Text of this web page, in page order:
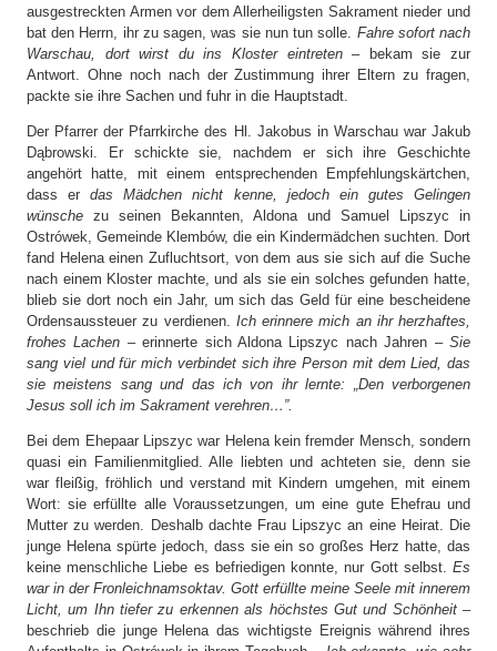
ausgestreckten Armen vor dem Allerheiligsten Sakrament nieder und
bat den Herrn, ihr zu sagen, was sie nun tun solle. Fahre sofort nach
Warschau, dort wirst du ins Kloster eintreten– bekam sie zur
Antwort. Ohne noch nach der Zustimmung ihrer Eltern zu fragen,
packte sie ihre Sachen und fuhr in die Hauptstadt.
Der Pfarrer der Pfarrkirche des Hl. Jakobus in Warschau war Jakub
Dąbrowski. Er schickte sie, nachdem er sich ihre Geschichte
angehört hatte, mit einem entsprechenden Empfehlungskärtchen,
dass erdas Mädchen nicht kenne, jedoch ein gutes Gelingen
wünsche zu seinen Bekannten, Aldona und Samuel Lipszyc in
Ostrówek, Gemeinde Klembów, die ein Kindermädchen suchten. Dort
fand Helena einen Zufluchtsort, von dem aus sie sich auf die Suche
nach einem Kloster machte, und als sie ein solches gefunden hatte,
blieb sie dort noch ein Jahr, um sich das Geld für eine bescheidene
Ordensaussteuer zu verdienen. Ich erinnere mich an ihr herzhaftes,
frohes Lachen – erinnerte sich Aldona Lipszyc nach Jahren –Sie
sang viel und für mich verbindet sich ihre Person mit dem Lied, das
sie meistens sang und das ich von ihr lernte: „Den verborgenen
Jesus soll ich im Sakrament verehren…”.
Bei dem Ehepaar Lipszyc war Helena kein fremder Mensch, sondern
quasi ein Familienmitglied. Alle liebten und achteten sie, denn sie
war fleißig, fröhlich und verstand mit Kindern umgehen, mit einem
Wort: sie erfüllte alle Voraussetzungen, um eine gute Ehefrau und
Mutter zu werden. Deshalb dachte Frau Lipszyc an eine Heirat. Die
junge Helena spürte jedoch, dass sie ein so großes Herz hatte, das
keine menschliche Liebe es befriedigen konnte, nur Gott selbst. Es
war in der Fronleichnamsoktav. Gott erfüllte meine Seele mit innerem
Licht, um Ihn tiefer zu erkennen als höchstes Gut und Schönheit–
beschrieb die junge Helena das wichtigste Ereignis während ihres